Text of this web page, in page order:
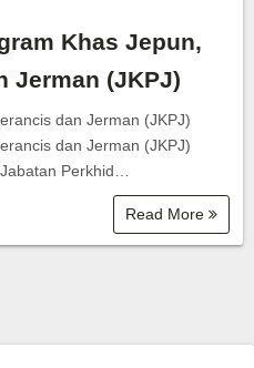
Khas Jepun,
Jerman (JKPJ)
dan Jerman (JKPJ)
dan Jerman (JKPJ)
Perkhid…
Read More